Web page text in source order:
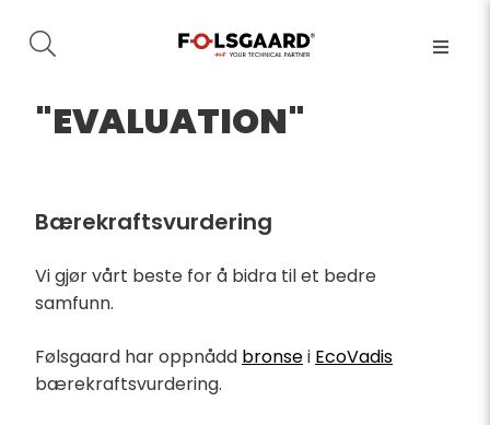
"EVALUATION"
Bærekraftsvurdering
Vi gjør vårt beste for å bidra til et bedre
samfunn.
Følsgaard har oppnådd bronsei EcoVadis
bærekraftsvurdering.